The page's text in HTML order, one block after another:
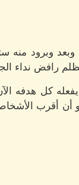
وبرود منه
رافض نداء
يفعله كل هدفه
أن أقرب